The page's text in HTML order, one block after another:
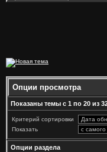
Опции просмотра
Показаны темы с 1 по 20 из
Критерий сортировки
Показать
Опции раздела